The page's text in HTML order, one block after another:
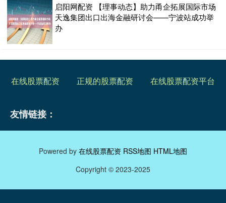
启阳网配资 【理事动态】助力甬企拓展国际市场
天逸集团出口出海金融研讨会——宁波站成功举
办
在线股票配资 正规的股票配资 在线股票配资平台
友情链接：
Powered by 在线股票配资 RSS地图 HTML地图
Copyright © 2023-2025